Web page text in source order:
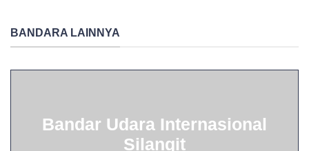
BANDARA LAINNYA
Bandar Udara Internasional
Silangit